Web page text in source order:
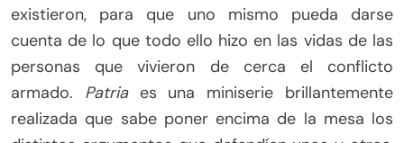
existieron, para que uno mismo pueda darse
cuenta de lo que todo ello hizo en las vidas de las
personas que vivieron de cerca el conflicto
armado. Patriaes una miniserie brillantemente
realizada que sabe poner encima de la mesa los